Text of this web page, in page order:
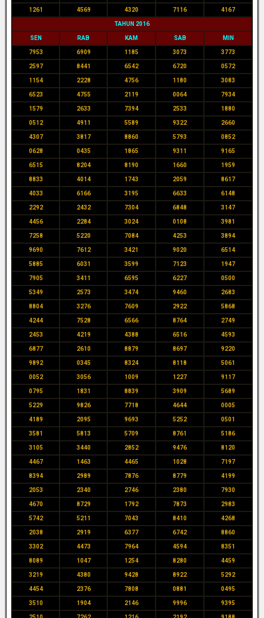
1261 4569 4320 7116 4167
TAHUN 2016
SEN RAB KAM SAB MIN
7953 6909 1185 3073 3773
2597 8441 6542 6720 0572
1154 2228 4756 1180 3083
6523 4755 2119 0064 7934
1579 2633 7394 2533 1880
0512 4911 5589 9322 2660
4307 3817 8860 5793 0852
0628 0435 1865 9311 9165
6515 8204 8190 1660 1959
8833 4014 1743 2059 8617
4033 6166 3195 6633 6148
2292 2432 7304 6848 3147
4456 2284 3024 0108 3981
7258 5220 7084 4253 3894
9690 7612 3421 9020 6514
5885 6031 3599 7123 1947
7905 3411 6595 6227 0500
5349 2573 3474 9460 2683
8804 3276 7609 2922 5868
4244 7528 6566 8764 2749
2453 4219 4388 6516 4593
6877 2610 8879 8697 9220
9892 0345 8324 8118 5061
0052 3056 1009 1227 9117
0795 1831 8839 3909 5689
5229 9826 7718 4644 0005
4189 2095 9693 5252 0501
3581 5813 5709 8761 5186
3105 3440 2852 9476 8120
4467 1463 4465 1028 7197
8394 2989 7876 8779 4199
2053 2340 2746 2380 7930
4670 8729 1792 7873 2983
5742 5211 7043 8410 4268
2038 2919 6377 6742 8860
3302 4473 7964 4594 8351
8089 1047 1254 8280 4459
3219 4380 9428 8922 5292
4454 2376 7808 0881 0495
3510 1904 2146 9996 9395